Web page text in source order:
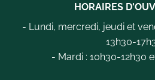
HORAIRES
- Lundi, mercredi, jeudi et
13h30-
- Mardi : 10h30-12h30